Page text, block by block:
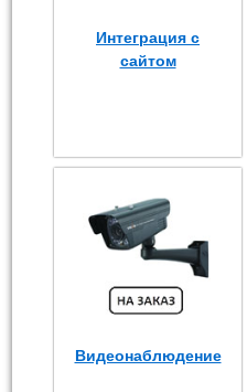
Интеграция с
сайтом
Видеонаблюдение